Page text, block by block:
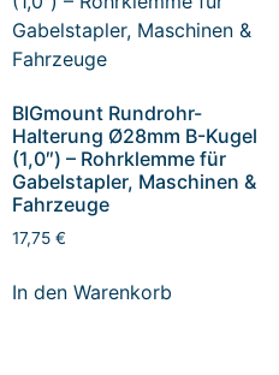
BIGmount Rundrohr-
Halterung Ø28mm B-Kugel
(1,0″) – Rohrklemme für
Gabelstapler, Maschinen &
Fahrzeuge
17,75 €
In den Warenkorb